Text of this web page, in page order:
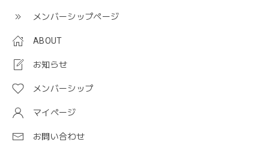
メンバーシップページ
ABOUT
お知らせ
メンバーシップ
マイページ
お問い合わせ